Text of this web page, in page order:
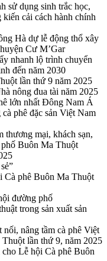
sử dụng sinh trắc học,
cải cách hành chính
Hà dự lễ động thổ xây
Cư M’Gar
nhanh lộ trình chuyển
đến năm 2030
lần thứ 9 năm 2025
nông đua tài năm 2025
lớn nhất Đông Nam Á
phê đặc sản Việt Nam
thương mại, khách sạn,
Buôn Ma Thuột
Cà phê Buôn Ma Thuột
đường phố
trong sản xuất sản
nâng tầm cà phê Việt
lần thứ 9, năm 2025
Lễ hội Cà phê Buôn